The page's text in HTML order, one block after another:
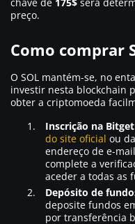
preço.
Como comprar
O SOL mantém-se, no
investir nesta blockchain
obter a criptomoeda
Inscrição na
do site oficial ou
endereço de e-
complete a
aceder a todas as
Depósito de
deposite fundos
por transferência